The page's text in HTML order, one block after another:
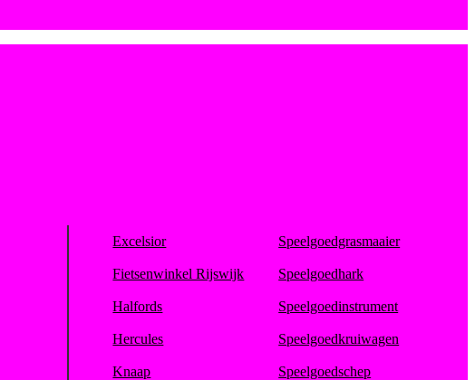
Excelsior
Fietsenwinkel Rijswijk
Halfords
Hercules
Knaap
Speelgoedgrasmaaier
Speelgoedhark
Speelgoedinstrument
Speelgoedkruiwagen
Speelgoedschep